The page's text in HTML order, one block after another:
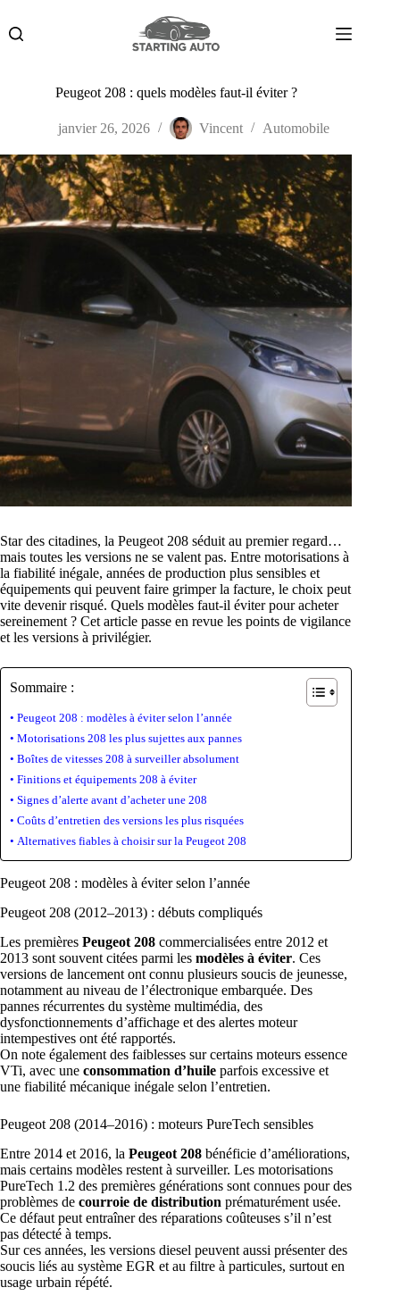
contenu
Peugeot 208 : quels modèles faut-il éviter ?
janvier 26, 2026 Vincent Automobile
Star des citadines, la Peugeot 208 séduit au premier regard…
mais toutes les versions ne se valent pas. Entre motorisations à
la fiabilité inégale, années de production plus sensibles et
équipements qui peuvent faire grimper la facture, le choix peut
vite devenir risqué. Quels modèles faut-il éviter pour acheter
sereinement ? Cet article passe en revue les points de vigilance
et les versions à privilégier.
Sommaire :
Peugeot 208 : modèles à éviter selon l’année
Motorisations 208 les plus sujettes aux pannes
Boîtes de vitesses 208 à surveiller absolument
Finitions et équipements 208 à éviter
Signes d’alerte avant d’acheter une 208
Coûts d’entretien des versions les plus risquées
Alternatives fiables à choisir sur la Peugeot 208
Peugeot 208 : modèles à éviter selon l’année
Peugeot 208 (2012–2013) : débuts compliqués
Les premières Peugeot 208 commercialisées entre 2012 et
2013 sont souvent citées parmi les modèles à éviter. Ces
versions de lancement ont connu plusieurs soucis de jeunesse,
notamment au niveau de l’électronique embarquée. Des
pannes récurrentes du système multimédia, des
dysfonctionnements d’affichage et des alertes moteur
intempestives ont été rapportés.
On note également des faiblesses sur certains moteurs essence
VTi, avec une consommation d’huile parfois excessive et
une fiabilité mécanique inégale selon l’entretien.
Peugeot 208 (2014–2016) : moteurs PureTech sensibles
Entre 2014 et 2016, la Peugeot 208 bénéficie d’améliorations,
mais certains modèles restent à surveiller. Les motorisations
PureTech 1.2 des premières générations sont connues pour des
problèmes de courroie de distribution prématurément usée.
Ce défaut peut entraîner des réparations coûteuses s’il n’est
pas détecté à temps.
Sur ces années, les versions diesel peuvent aussi présenter des
soucis liés au système EGR et au filtre à particules, surtout en
usage urbain répété.